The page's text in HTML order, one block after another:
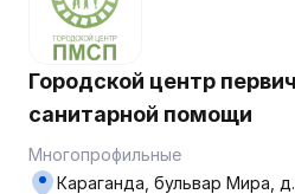
Городской центр
санитарной помощи
Многопрофильные
Караганда, бульвар Мира,